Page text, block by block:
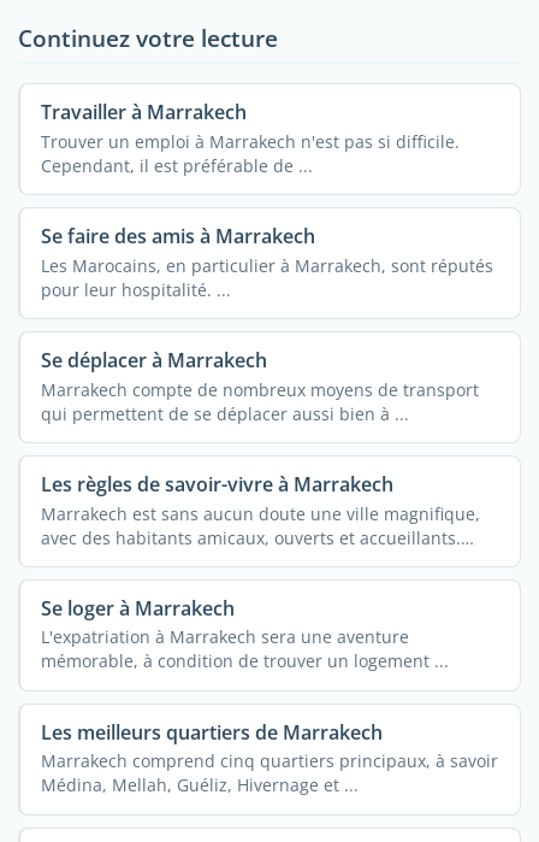
Continuez votre lecture
Travailler à Marrakech
Trouver un emploi à Marrakech n'est pas si difficile.
Cependant, il est préférable de ...
Se faire des amis à Marrakech
Les Marocains, en particulier à Marrakech, sont réputés
pour leur hospitalité. ...
Se déplacer à Marrakech
Marrakech compte de nombreux moyens de transport
qui permettent de se déplacer aussi bien à ...
Les règles de savoir-vivre à Marrakech
Marrakech est sans aucun doute une ville magnifique,
avec des habitants amicaux, ouverts et accueillants.
Gardez ...
Se loger à Marrakech
L'expatriation à Marrakech sera une aventure
mémorable, à condition de trouver un logement ...
Les meilleurs quartiers de Marrakech
Marrakech comprend cinq quartiers principaux, à savoir
Médina, Mellah, Guéliz, Hivernage et ...